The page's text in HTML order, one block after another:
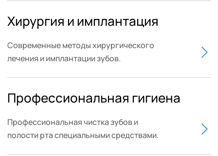
Хирургия и имплантация
Современные методы хирургического
лечения и имплантации зубов.
Профессиональная гигиена
Профессиональная чистка зубов и
полости рта специальными средствами.